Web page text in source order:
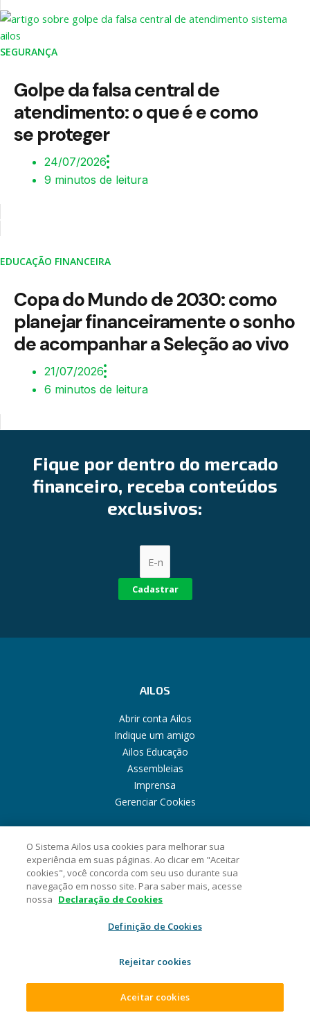
SEGURANÇA
Golpe da falsa central de
atendimento: o que é e como
se proteger
24/07/2026
9 minutos de leitura
EDUCAÇÃO FINANCEIRA
Copa do Mundo de 2030: como
planejar financeiramente o sonho
de acompanhar a Seleção ao vivo
21/07/2026
6 minutos de leitura
Fique por dentro do mercado
financeiro, receba conteúdos
exclusivos:
Cadastrar
AILOS
Abrir conta Ailos
Indique um amigo
Ailos Educação
Assembleias
Imprensa
Gerenciar Cookies
Cartões
Consórcios
Empréstimos
Previdência
Para empresas
SISTEMA AILOS
O Sistema Ailos usa cookies para melhorar sua
experiência em suas páginas. Ao clicar em "Aceitar
cookies", você concorda com seu uso durante sua
navegação em nosso site. Para saber mais, acesse
nossa Declaração de Cookies
Definição de Cookies
Rejeitar cookies
Aceitar cookies